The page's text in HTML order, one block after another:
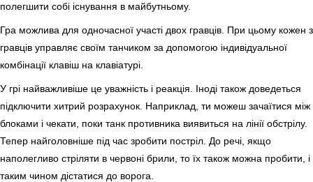
полегшити собі існування в майбутньому.
Гра можлива для одночасної участі двох гравців. При цьому кожен з
гравців управляє своїм танчиком за допомогою індивідуальної
комбінації клавіш на клавіатурі.
У грі найважливіше це уважність і реакція. Іноді також доведеться
підключити хитрий розрахунок. Наприклад, ти можеш зачаїтися між
блоками і чекати, поки танк противника виявиться на лінії обстрілу.
Тепер найголовніше під час зробити постріл. До речі, якщо
наполегливо стріляти в червоні брили, то їх також можна пробити, і
таким чином дістатися до ворога.